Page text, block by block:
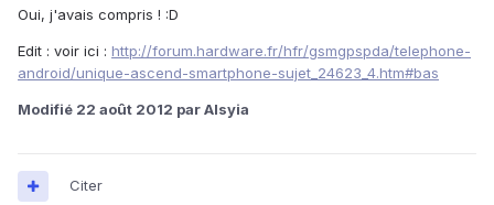
Oui, j'avais compris ! :D
Edit : voir ici : http://forum.hardware.fr/hfr/gsmgpspda/telephone-
android/unique-ascend-smartphone-sujet_24623_4.htm#bas
Modifié 22 août 2012 par Alsyia
Citer